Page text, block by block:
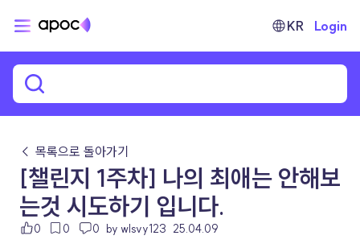
KR Login
← 목록으로 돌아가기
[챌린지 1주차] 나의 최애는 안해보
는것 시도하기 입니다.
0 0 0 by wlsvy123 25.04.09